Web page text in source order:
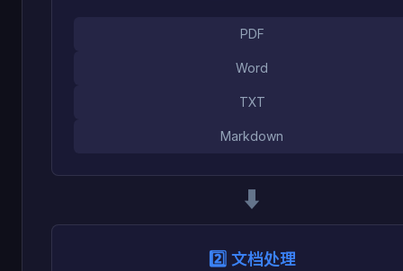
PDF
Word
TXT
Markdown
⬇️
2️⃣ 文档处理